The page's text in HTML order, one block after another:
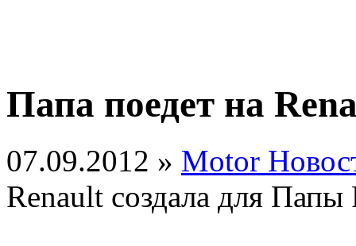
Папа поедет на
07.09.2012 » Motor
Renault создала для